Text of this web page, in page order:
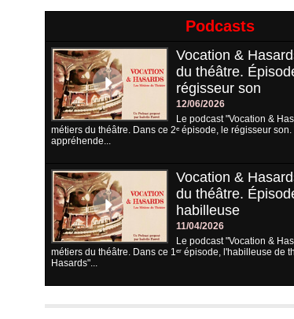
Podcasts
Vocation &
du théâtre.
régisseur son
12/06/2026
Le podcast "Vocation &
métiers du théâtre. Dans ce 2ᵉ épisode, le régisseur
appréhende...
Vocation &
du théâtre.
habilleuse
11/04/2026
Le podcast "Vocation &
métiers du théâtre. Dans ce 1ᵉʳ épisode, l'habilleuse de
Hasards"...